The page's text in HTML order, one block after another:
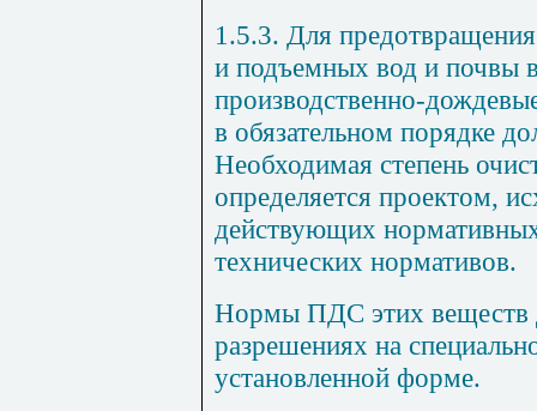
1.5.3. Для
и подъемных вод и почвы
производственно-
в обязательном порядке
Необходимая степень
определяется проектом,
действующих
технических нормативов.
Нормы ПДС этих веществ
разрешениях на
установленной форме.